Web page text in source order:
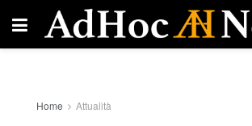
Home Attualità